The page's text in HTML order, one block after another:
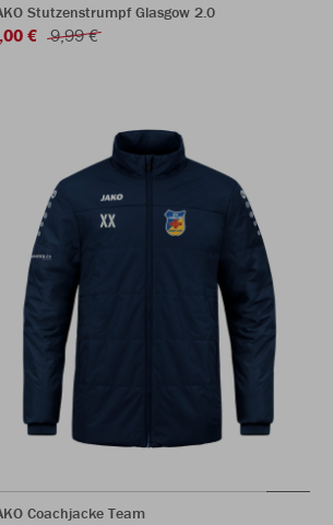
Stutzenstrumpf Glasgow 2.0
€ 9,99 €
Coachjacke Team